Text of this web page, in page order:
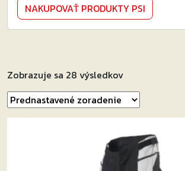
NAKUPOVAŤ PRODUKTY PSI
Zobrazuje sa 28 výsledkov